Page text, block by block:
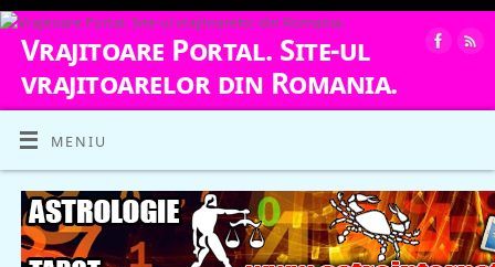
Vrajitoare Portal. Site-ul
vrajitoarelor din Romania.
VRAJITOARE, VRAJITOARELE, VRAJITOARE
MENIU